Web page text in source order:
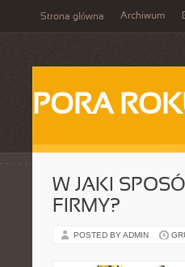
Strona główna Archiwum
PORA
W JAKI
FIRMY?
POSTED BY ADMIN